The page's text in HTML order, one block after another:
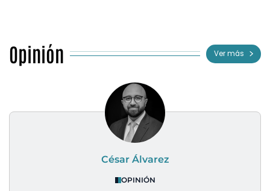
Opinión Ver más
César Álvarez
OPINIÓN